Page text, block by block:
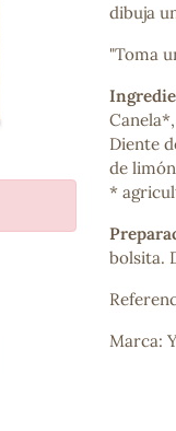
glucosa
PERSONAL
corporales
dibuja
"Toma
Diente
de
*
bolsita.
Marca: